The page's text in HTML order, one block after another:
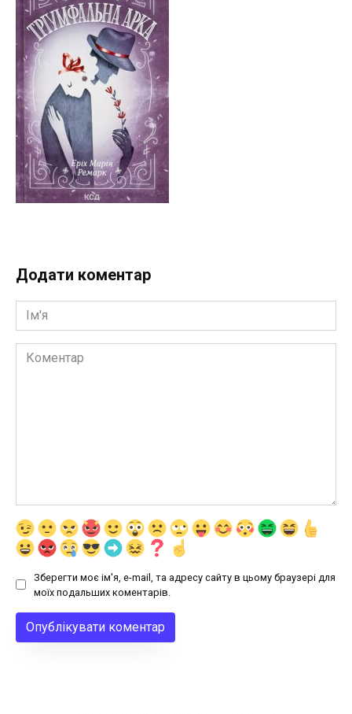
Додати коментар
Ім'я
Коментар
Зберегти моє ім'я, e-mail, та адресу сайту в цьому браузері для
моїх подальших коментарів.